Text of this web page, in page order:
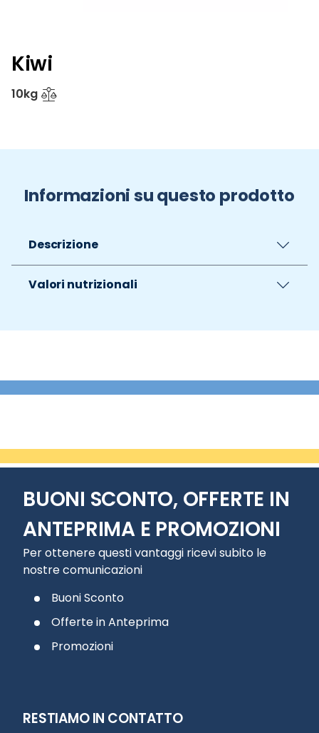
Kiwi
10kg
Informazioni su questo prodotto
Descrizione
Valori nutrizionali
BUONI SCONTO, OFFERTE IN
ANTEPRIMA E PROMOZIONI
Per ottenere questi vantaggi ricevi subito le
nostre comunicazioni
Buoni Sconto
Offerte in Anteprima
Promozioni
RESTIAMO IN CONTATTO